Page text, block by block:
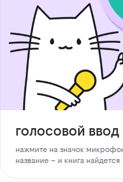
голосовой ввод
нажмите на значок
название – и книга найдется